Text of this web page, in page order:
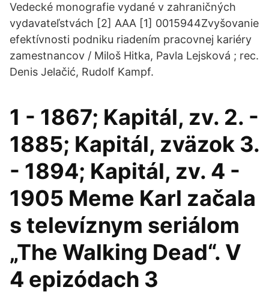
Vedecké monografie vydané v zahraničných
vydavateľstvách [2] AAA [1] 0015944Zvyšovanie
efektívnosti podniku riadením pracovnej kariéry
zamestnancov / Miloš Hitka, Pavla Lejsková ; rec.
Denis Jelačić, Rudolf Kampf.
1 - 1867; Kapitál, zv. 2. -
1885; Kapitál, zväzok 3.
- 1894; Kapitál, zv. 4 -
1905 Meme Karl začala
s televíznym seriálom
„The Walking Dead“. V
4 epizódach 3